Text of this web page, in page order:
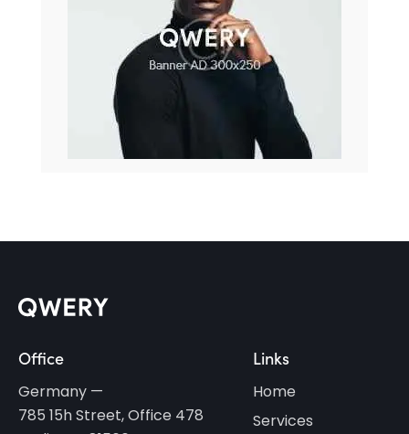
Office
Germany —
785 15h Street, Office 478
Links
Home
Services